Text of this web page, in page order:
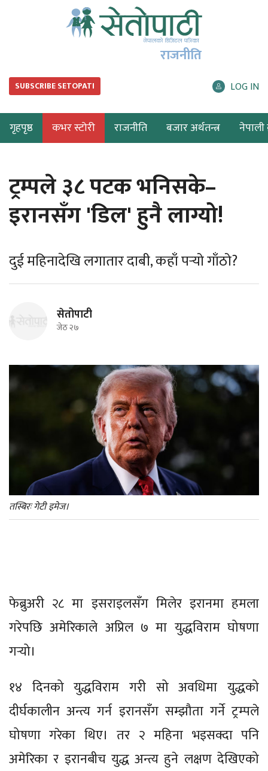
राजनीति
SUBSCRIBE SETOPATI LOG IN
गृहपृष्ठ कभर स्टोरी राजनीति बजार अर्थतन्त्र नेपाली
ट्रम्पले ३८ पटक भनिसके–
इरानसँग 'डिल' हुनै लाग्यो!
दुई महिनादेखि लगातार दाबी, कहाँ पर्‍यो गाँठो?
सेतोपाटी
जेठ २७
तस्बिरः गेटी इमेज।
फेब्रुअरी २८ मा इसराइलसँग मिलेर इरानमा हमला
गरेपछि अमेरिकाले अप्रिल ७ मा युद्धविराम घोषणा
गर्‍यो।
१४ दिनको युद्धविराम गरी सो अवधिमा युद्धको
दीर्घकालीन अन्त्य गर्न इरानसँग सम्झौता गर्ने ट्रम्पले
घोषणा गरेका थिए। तर २ महिना भइसक्दा पनि
अमेरिका र इरानबीच युद्ध अन्त्य हुने लक्षण देखिएको